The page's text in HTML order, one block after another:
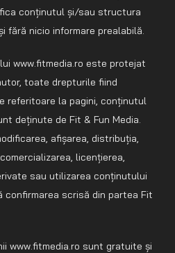
conținutul și/sau structura
fără nicio informare prealabilă.
www.fitmedia.ro este protejat
toate drepturile fiind
referitoare la pagini, conținutul
deținute de Fit & Fun Media.
afișarea, distribuția,
licențierea,
sau utilizarea conținutului
confirmarea scrisă din partea Fit
www.fitmedia.ro sunt gratuite și